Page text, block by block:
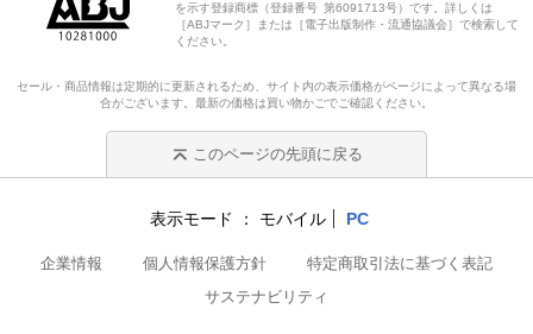
を示す登録商標（登録番号 第6091713号）です。詳しくは
［ABJマーク］または［電子出版制作・流通協議会］で検索して
ください。
セール・商品情報は定期的に更新されるため、サイト内の表示価格がページによって異なる場
合がございます。最新の価格は買い物かごでご確認ください。
このページの先頭に戻る
表示モード モバイル PC
企業情報 個人情報保護方針
特定商取引法に基づく表記
サステナビリティ